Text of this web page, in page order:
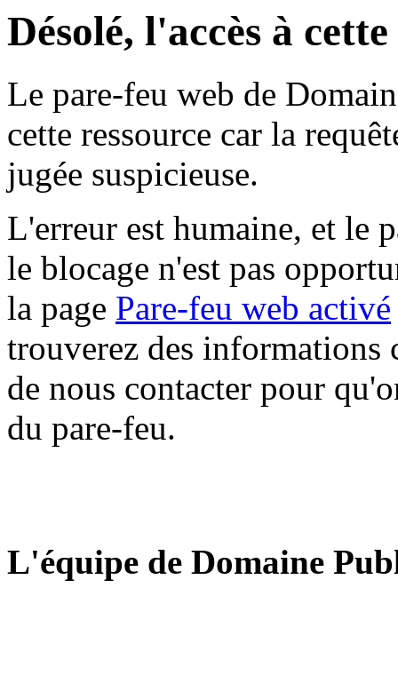
Désolé, l'accès à
Le pare-feu web de
cette ressource car la
jugée suspicieuse.
L'erreur est humaine, et le
le blocage n'est pas
la page Pare-feu web activé
trouverez des informations
de nous contacter pour
du pare-feu.
L'équipe de Domaine